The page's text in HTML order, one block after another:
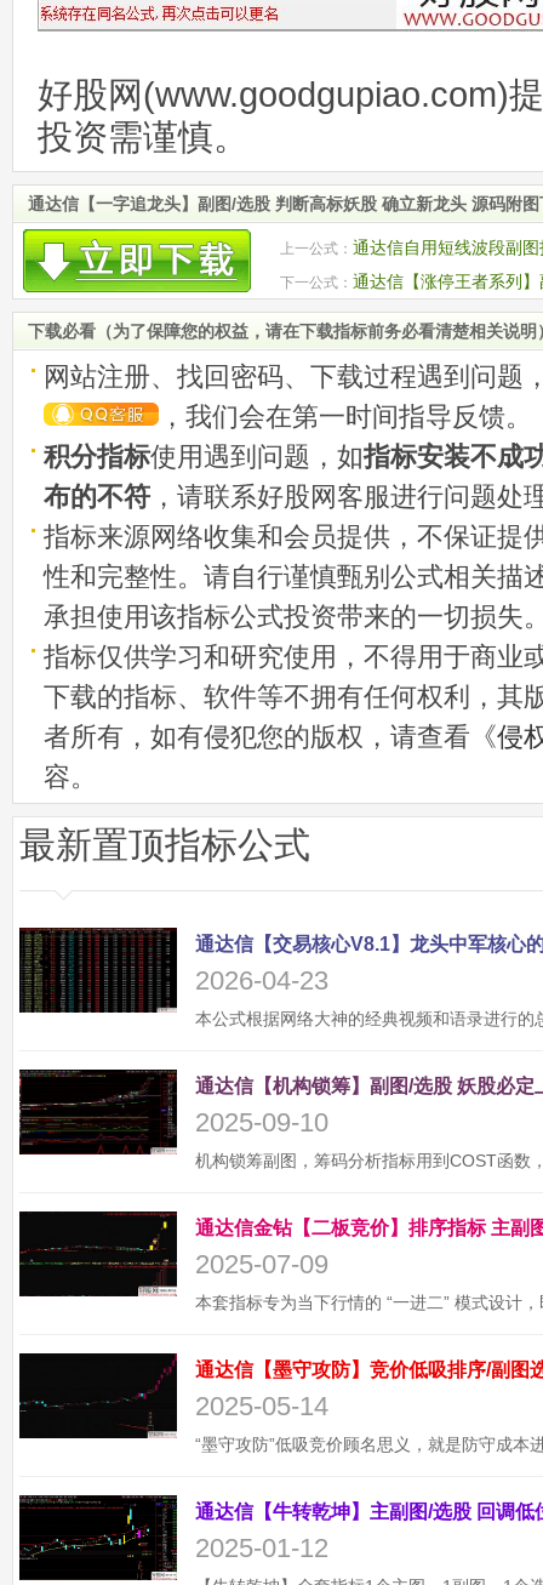
好股网(www.goodgupiao.com)
投资需谨慎。
通达信【一字追龙头】副图/选股 判断高标妖股 确立新龙头 源码附
上一公式： 通达信自用短线波段副
下一公式： 通达信【涨停王者系列
而精 源码附图
下载必看（为了保障您的权益，请在下载指标前务必看清楚相关说明
网站注册、找回密码、下载过程遇到问题
，我们会在第一时间指导反馈。
积分指标使用遇到问题，如指标安装不成
布的不符 ，请联系好股网客服进行问题处
指标来源网络收集和会员提供，不保证提
性和完整性。请自行谨慎甄别公式相关描
承担使用该指标公式投资带来的一切损失
指标仅供学习和研究使用，不得用于商业
下载的指标、软件等不拥有任何权利，其
者所有，如有侵犯您的版权，请查看《侵
容。
最新置顶指标公式
2026-04-23
2025-09-10
2025-07-09
2025-05-14
2025-01-12